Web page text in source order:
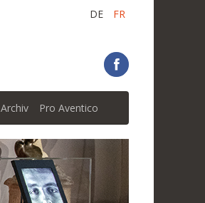
DE FR
Archiv Pro Aventico